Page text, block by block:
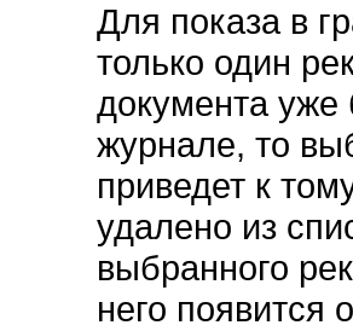
Для показа в
только один
документа
журнале, то
приведет к
удалено из
выбранного
него появится